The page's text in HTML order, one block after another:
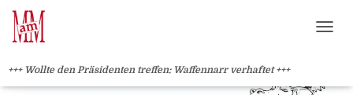
+++ Wollte den Präsidenten treffen: Waffennarr verhaftet +++